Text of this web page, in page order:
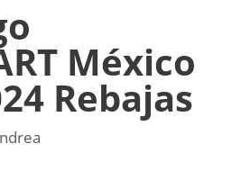
México
Rebajas